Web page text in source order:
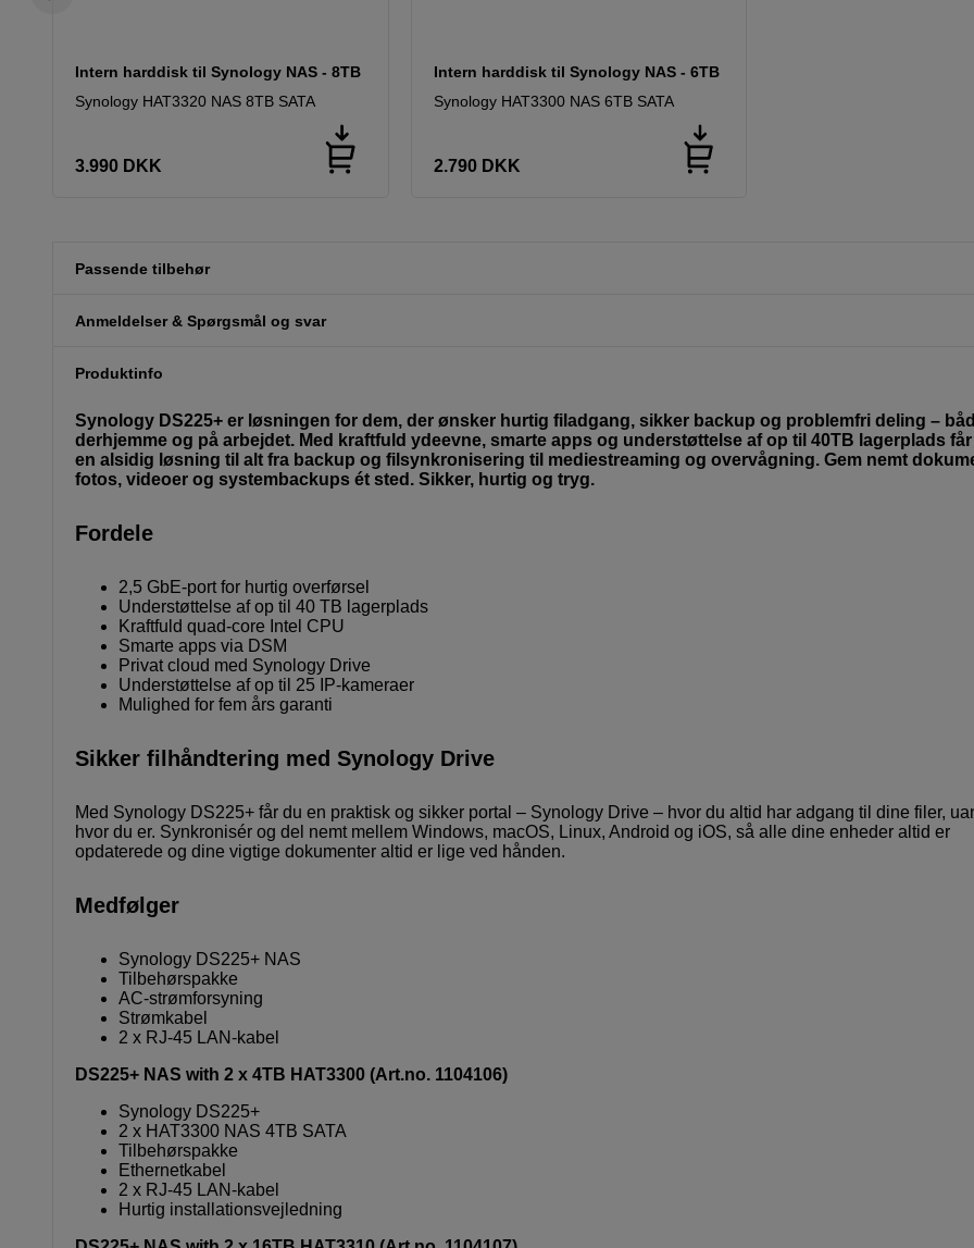
Intern harddisk til Synology NAS - 8TB
Synology HAT3320 NAS 8TB SATA
3.990 DKK
Intern harddisk til Synology NAS - 6TB
Synology HAT3300 NAS 6TB SATA
2.790 DKK
Passende tilbehør
Anmeldelser & Spørgsmål og svar
Produktinfo
Synology DS225+ er løsningen for dem, der ønsker hurtig filadgang, sikker backup og problemfri deling –
derhjemme og på arbejdet. Med kraftfuld ydeevne, smarte apps og understøttelse af op til 40TB lagerplads
en alsidig løsning til alt fra backup og filsynkronisering til mediestreaming og overvågning. Gem nemt
fotos, videoer og systembackups ét sted. Sikker, hurtig og tryg.
Fordele
2,5 GbE-port for hurtig overførsel
Understøttelse af op til 40 TB lagerplads
Kraftfuld quad-core Intel CPU
Smarte apps via DSM
Privat cloud med Synology Drive
Understøttelse af op til 25 IP-kameraer
Mulighed for fem års garanti
Sikker filhåndtering med Synology Drive
Med Synology DS225+ får du en praktisk og sikker portal – Synology Drive – hvor du altid har adgang til dine filer,
hvor du er. Synkronisér og del nemt mellem Windows, macOS, Linux, Android og iOS, så alle dine enheder altid er
opdaterede og dine vigtige dokumenter altid er lige ved hånden.
Medfølger
Synology DS225+ NAS
Tilbehørspakke
AC-strømforsyning
Strømkabel
2 x RJ-45 LAN-kabel
DS225+ NAS with 2 x 4TB HAT3300 (Art.no. 1104106)
Synology DS225+
2 x HAT3300 NAS 4TB SATA
Tilbehørspakke
Ethernetkabel
2 x RJ-45 LAN-kabel
Hurtig installationsvejledning